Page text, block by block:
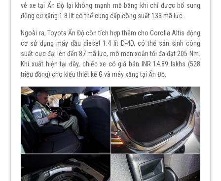
vẻ xe tại Ấn Độ lại không mạnh mẽ bằng khi chỉ được bổ sung
động cơ xăng 1.8 lít có thể cung cấp công suất 138 mã lực.
Ngoài ra, Toyota Ấn Độ còn tích hợp thêm cho Corolla Altis động
cơ sử dụng máy dầu diesel 1.4 lít D-4D, có thể sản sinh công
suất cực đại lên đến 87 mã lực, mô men xoắn tối đa đạt 205 Nm.
Khi xuất hiện tại đây, chiếc xe có giá bán INR 14.89 lakhs (528
triệu đồng) cho kiểu thiết kế G và máy xăng tại Ấn Độ.